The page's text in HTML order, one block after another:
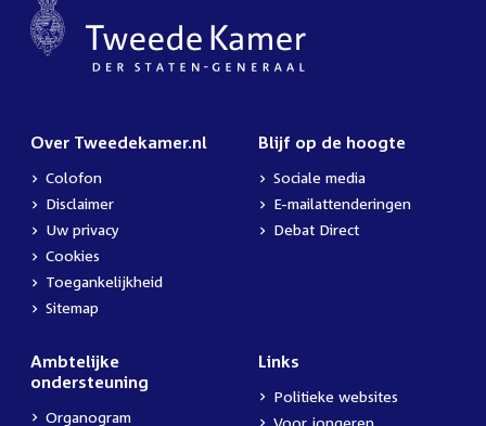
Over Tweedekamer.nl
Colofon
Disclaimer
Uw privacy
Cookies
Toegankelijkheid
Sitemap
Blijf op de hoogte
Sociale media
E-mailattenderingen
Debat Direct
Ambtelijke
ondersteuning
Organogram
Links
Politieke websites
Voor jongeren